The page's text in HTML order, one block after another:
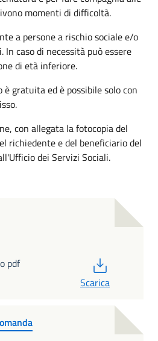
momenti di difficoltà.
a persone a rischio sociale e/o
caso di necessità può essere
di età inferiore.
gratuita ed è possibile solo con
con allegata la fotocopia del
richiedente e del beneficiario del
dei Servizi Sociali.
pdf
Scarica